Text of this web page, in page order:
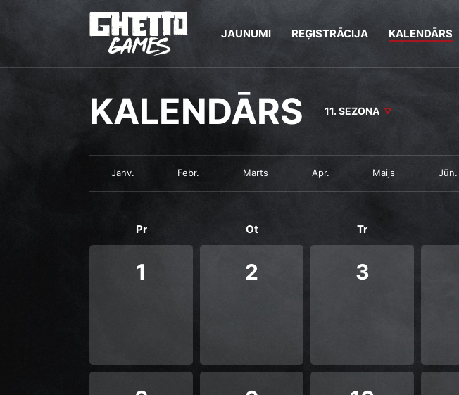
JAUNUMI REĢISTRĀCIJA KALENDĀRS
KALENDĀRS 11. SEZONA
Janv. Febr. Marts Apr. Maijs Jūn.
Pr Ot Tr
1 2 3